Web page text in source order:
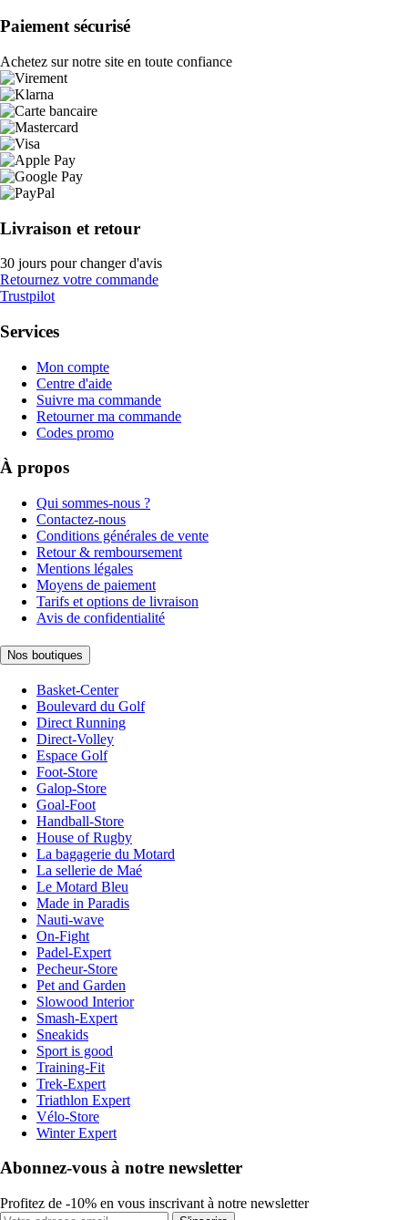
Paiement sécurisé
Achetez sur notre site en toute confiance
Livraison et retour
30 jours pour changer d'avis
Retournez votre commande
Trustpilot
Services
Mon compte
Centre d'aide
Suivre ma commande
Retourner ma commande
Codes promo
À propos
Qui sommes-nous ?
Contactez-nous
Conditions générales de vente
Retour & remboursement
Mentions légales
Moyens de paiement
Tarifs et options de livraison
Avis de confidentialité
Nos boutiques
Basket-Center
Boulevard du Golf
Direct Running
Direct-Volley
Espace Golf
Foot-Store
Galop-Store
Goal-Foot
Handball-Store
House of Rugby
La bagagerie du Motard
La sellerie de Maé
Le Motard Bleu
Made in Paradis
Nauti-wave
On-Fight
Padel-Expert
Pecheur-Store
Pet and Garden
Slowood Interior
Smash-Expert
Sneakids
Sport is good
Training-Fit
Trek-Expert
Triathlon Expert
Vélo-Store
Winter Expert
Abonnez-vous à notre newsletter
Profitez de -10% en vous inscrivant à notre newsletter